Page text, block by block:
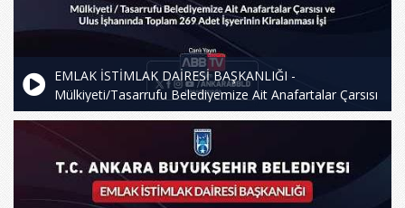
EMLAK İSTİMLAK DAİRESİ BAŞKANLIĞI -
Mülkiyeti/Tasarrufu Belediyemize Ait Anafartalar Çarsısı
ve Ulus İşhanında Toplam 269 Adet İşyerinin